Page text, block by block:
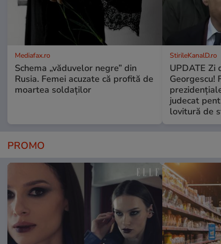
Mediafax.ro
Schema „văduvelor negre” din
Rusia. Femei acuzate că profită de
moartea soldaților
StirileKanalD.ro
UPDATE Zi
Georgescu!
judecat
lovitură de
PROMO